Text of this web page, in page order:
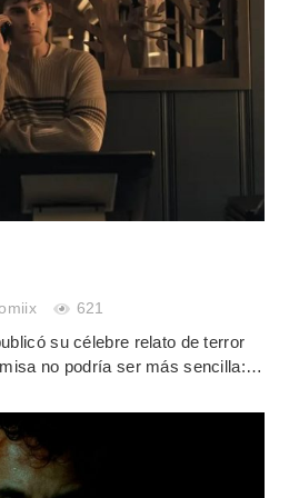
621
su célebre relato de terror
no podría ser más sencilla:…